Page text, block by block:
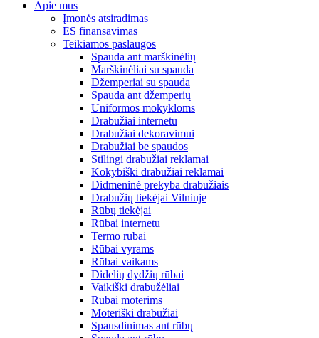
Apie mus
Įmonės atsiradimas
ES finansavimas
Teikiamos paslaugos
Spauda ant marškinėlių
Marškinėliai su spauda
Džemperiai su spauda
Spauda ant džemperių
Uniformos mokykloms
Drabužiai internetu
Drabužiai dekoravimui
Drabužiai be spaudos
Stilingi drabužiai reklamai
Kokybiški drabužiai reklamai
Didmeninė prekyba drabužiais
Drabužių tiekėjai Vilniuje
Rūbų tiekėjai
Rūbai internetu
Termo rūbai
Rūbai vyrams
Rūbai vaikams
Didelių dydžių rūbai
Vaikiški drabužėliai
Rūbai moterims
Moteriški drabužiai
Spausdinimas ant rūbų